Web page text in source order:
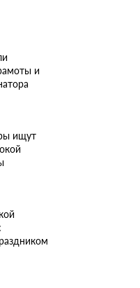
и
ищут